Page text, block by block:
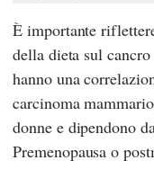
È importante
della dieta sul
hanno una
carcinoma
donne e dipendono
Premenopausa o